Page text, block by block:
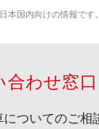
本国内向けの情報で
合わせ窓口
についてのご相